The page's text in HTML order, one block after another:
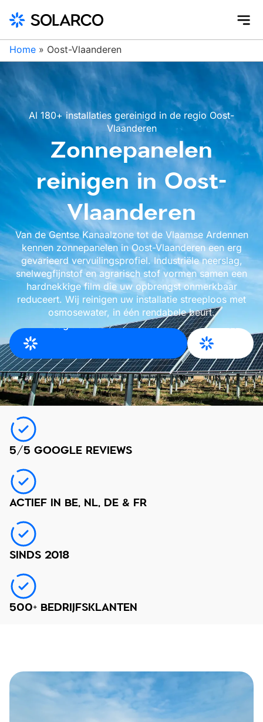
Home » Oost-Vlaanderen
Al 180+ installaties gereinigd in de regio Oost-
Vlaanderen
Zonnepanelen
reinigen in Oost-
Vlaanderen
Van de Gentse Kanaalzone tot de Vlaamse Ardennen
kennen zonnepanelen in Oost-Vlaanderen een erg
gevarieerd vervuilingsprofiel. Industriële neerslag,
snelwegfijnstof en agrarisch stof vormen samen een
hardnekkige film die uw opbrengst onmerkbaar
reduceert. Wij reinigen uw installatie streeploos met
osmosewater, in één rendabele beurt.
Vraag uw offerte aan voor
Oost-Vlaanderen info
5/5 GOOGLE REVIEWS
ACTIEF IN BE, NL, DE & FR
SINDS 2018
500+ BEDRIJFSKLANTEN